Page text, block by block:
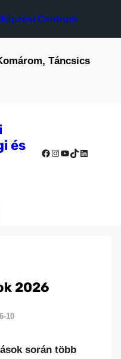
Centrum
Táncsics
és
Facebook
Instagram
YouTube
TikTok
LinkedIn
2026
10
során több